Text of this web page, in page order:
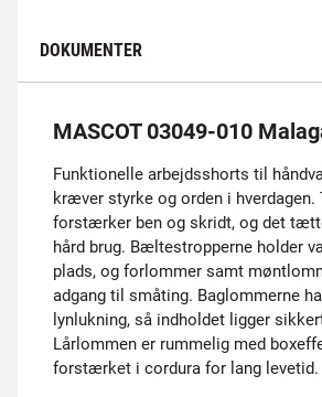
DOKUMENTER
MASCOT 03049-010
Funktionelle arbejdsshorts til
kræver styrke og orden i hverdagen.
forstærker ben og skridt, og det
hård brug. Bæltestropperne holder
plads, og forlommer samt
adgang til småting. Baglommerne
lynlukning, så indholdet ligger
Lårlommen er rummelig med
forstærket i cordura for lang levetid.